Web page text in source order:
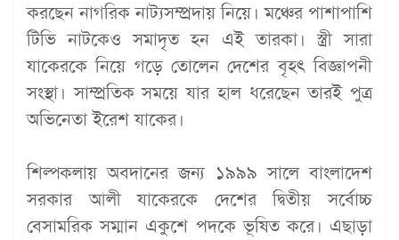
করছেন নাগরিক নাট্যসম্প্রদায় নিয়ে। মঞ্চের পাশাপাশি
টিভি নাটকেও সমাদৃত হন এই তারকা। স্ত্রী সারা
যাকেরকে নিয়ে গড়ে তোলেন দেশের বৃহৎ বিজ্ঞাপনী
সংস্থা। সাম্প্রতিক সময়ে যার হাল ধরেছেন তারই পুত্র
অভিনেতা ইরেশ যাকের।
শিল্পকলায় অবদানের জন্য ১৯৯৯ সালে বাংলাদেশ
সরকার আলী যাকেরকে দেশের দ্বিতীয় সর্বোচ্চ
বেসামরিক সম্মান একুশে পদকে ভূষিত করে। এছাড়া